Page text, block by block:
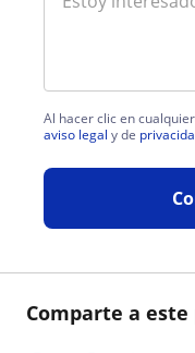
Comparte a
Al hacer clic en
aviso legal y de